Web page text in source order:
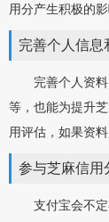
用分产生积极的影
完善个人信息
完善个人资
等，也能为提升
用评估，如果资
参与芝麻信用
支付宝会不